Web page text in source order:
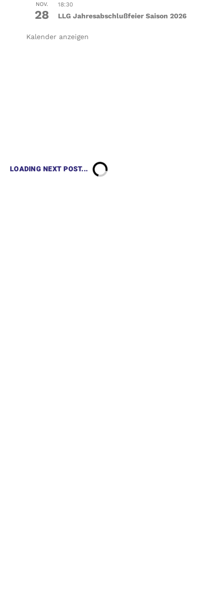
NOV.
28
18:30
LLG Jahresabschlußfeier Saison 2026
Kalender anzeigen
LOADING NEXT POST...